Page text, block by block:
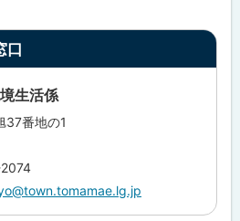
口
生活係
37番地の1